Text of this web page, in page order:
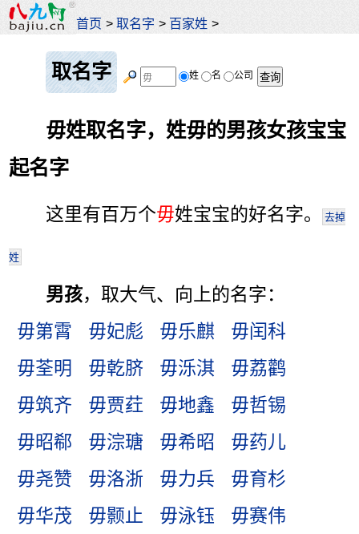
首页 >取名字 > 百家姓 >
取名字 姓 名 公司
毋姓取名字，姓毋的男孩女孩宝宝
起名字
这里有百万个毋姓宝宝的好名字。 去掉
姓
男孩，取大气、向上的名字：
毋第霄
毋妃彪 毋乐麒
毋闰科
毋荃明
毋乾脐 毋泺淇
毋荔鹳
毋筑齐
毋贾荭 毋地鑫
毋哲锡
毋昭郗
毋淙瑭 毋希昭
毋药儿
毋尧赞
毋洛浙 毋力兵
毋育杉
毋华茂
毋颢止 毋泳钰
毋赛伟